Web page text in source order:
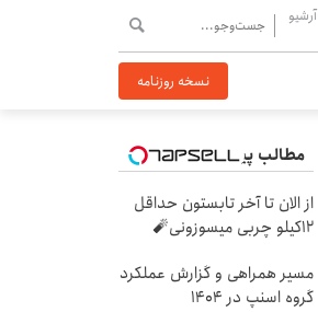
آرشیو
نسخه روزنامه
مطالب پیشنهادی
از الان تا آخر تابستون حداقل
12کیلو چربی میسوزونی🧨
مسیر همراهی و گزارش عملکرد
گروه اسنپ در ۱۴۰۴